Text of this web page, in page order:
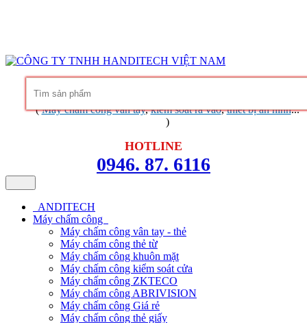
(Máy chấm công vân tay,kiểm soát ra vào,thiết bị an ninh...
)
HOTLINE
0946. 87. 6116
ANDITECH
Máy chấm công
Máy chấm công vân tay - thẻ
Máy chấm công thẻ từ
Máy chấm công khuôn mặt
Máy chấm công kiểm soát cửa
Máy chấm công ZKTECO
Máy chấm công ABRIVISION
Máy chấm công Giá rẻ
Máy chấm công thẻ giấy